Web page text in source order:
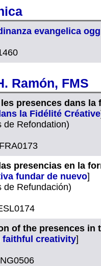
evangelica
Ramón, FMS
presences dans
la Fidélité Créative
de Refondation)
presencias en la
fundar de nuevo]
de Refundación)
of the presences
faithful creativity]